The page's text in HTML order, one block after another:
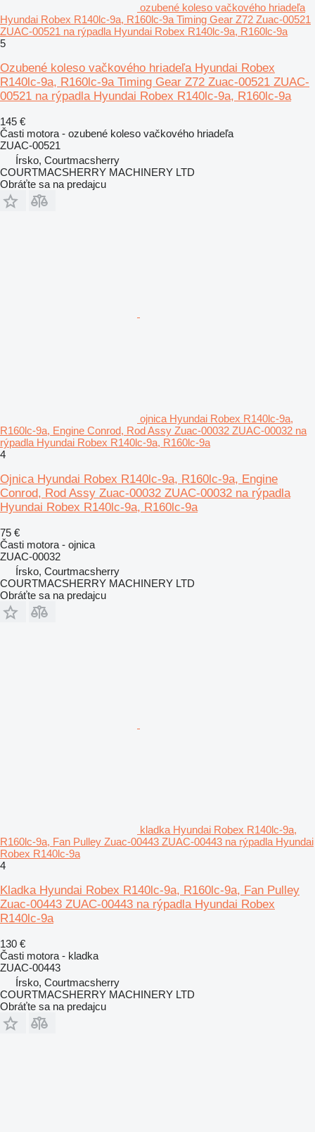
ozubené koleso vačkového hriadeľa
Hyundai Robex R140lc-9a, R160lc-9a Timing Gear Z72 Zuac-00521
ZUAC-00521 na rýpadla Hyundai Robex R140lc-9a, R160lc-9a
5
Ozubené koleso vačkového hriadeľa Hyundai Robex
R140lc-9a, R160lc-9a Timing Gear Z72 Zuac-00521 ZUAC-
00521 na rýpadla Hyundai Robex R140lc-9a, R160lc-9a
145 €
Časti motora - ozubené koleso vačkového hriadeľa
ZUAC-00521
Írsko, Courtmacsherry
COURTMACSHERRY MACHINERY LTD
Obráťte sa na predajcu
ojnica Hyundai Robex R140lc-9a,
R160lc-9a, Engine Conrod, Rod Assy Zuac-00032 ZUAC-00032 na
rýpadla Hyundai Robex R140lc-9a, R160lc-9a
4
Ojnica Hyundai Robex R140lc-9a, R160lc-9a, Engine
Conrod, Rod Assy Zuac-00032 ZUAC-00032 na rýpadla
Hyundai Robex R140lc-9a, R160lc-9a
75 €
Časti motora - ojnica
ZUAC-00032
Írsko, Courtmacsherry
COURTMACSHERRY MACHINERY LTD
Obráťte sa na predajcu
kladka Hyundai Robex R140lc-9a,
R160lc-9a, Fan Pulley Zuac-00443 ZUAC-00443 na rýpadla Hyundai
Robex R140lc-9a
4
Kladka Hyundai Robex R140lc-9a, R160lc-9a, Fan Pulley
Zuac-00443 ZUAC-00443 na rýpadla Hyundai Robex
R140lc-9a
130 €
Časti motora - kladka
ZUAC-00443
Írsko, Courtmacsherry
COURTMACSHERRY MACHINERY LTD
Obráťte sa na predajcu